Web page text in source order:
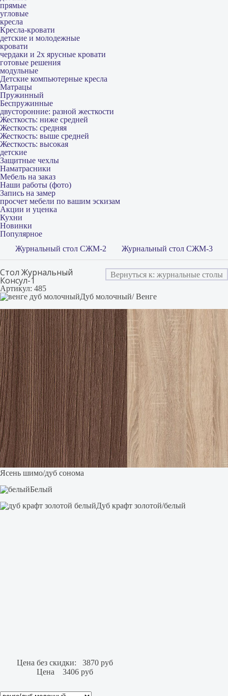
прямые
угловые
кресла
Кресла-кровати
детские и молодежные
кровати
чердаки и 2х ярусные кровати
готовые решения
модульные
Детские компьютерные кресла
Матрацы
Пружинный
Беспружинные
двусторонние: разной жесткости
Жесткость: ниже средней
Жесткость: средняя
Жесткость: выше средней
Жесткость: высокая
детские
Защитные чехлы
Наматрасники
Мебель на заказ
Наши работы (фото)
Запись на замер
просчет мебели по вашим эскизам
Акции и уценка
Кухни
Новинки
Популярное
Журнальный стол СЖМ-2
Журнальный стол СЖМ-3
Вернуться к: журнальные столы
Стол Журнальный
Консул-1
Артикул: 485
Дуб молочный/ Венге
Ясень шимо/дуб сонома
Белый
Дуб крафт золотой/белый
Цена без скидки:
3870 руб
Цена
3406 руб